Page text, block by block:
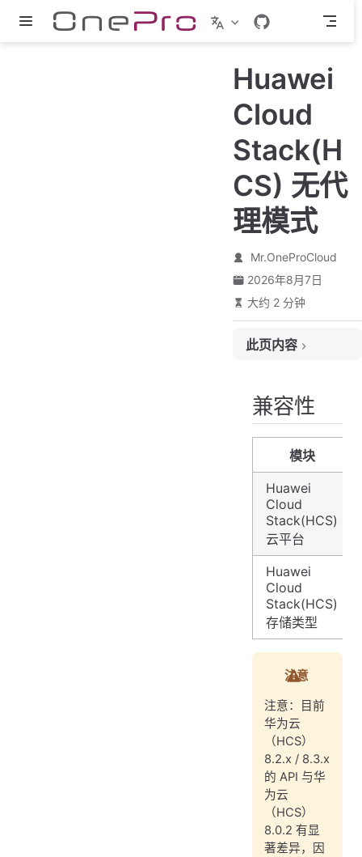
跳至主要內容
Huawei
Cloud
Stack(H
CS) 无代
理模式
Mr.OneProCloud
2026年8月7日
大约 2 分钟
此页内容
客户机操作系统支持
支持与限制
1. 网络要求
2. API 接口要求
3. 限制条件
兼容性
模块
Huawei
Cloud
Stack(HCS)
云平台
Huawei
Cloud
Stack(HCS)
存储类型
注意
注意：目前
华为云
（HCS）
8.2.x / 8.3.x
的 API 与华
为云
（HCS）
8.0.2 有显
著差异，因